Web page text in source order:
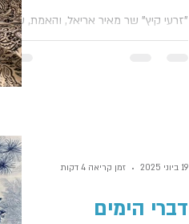
שמתפזרות מדיי והן בגדר "תפסת מרובה
- לא תפסת". בא לי להשקיע ולהיות
עטופה באנשים שיהיו שם גם מחר וגם
"זרעי קיץ" שר מאיר אריאל, והאמת, שזהו
צמד המילים שמיד חשבתי עליו,
כשהתלבטתי מה לכתוב לכן לפני הפסקה
קצרה מהבלוג לטובת חופשת הקיץ. אז
יפים ויבולים שטוב לקטוף ולהנות מהם
אימון ואסתטיקה: מקום להשראה,
לפירגון ומילה טובה על אנשים נהדרים
דברי הימים
19 ביוני 2025 זמן קריאה 4 דקות